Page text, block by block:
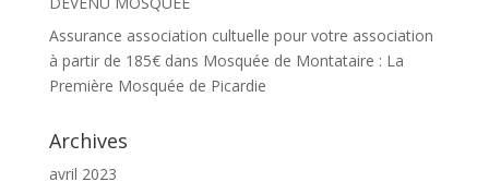
Assurance association cultuelle pour votre association
à partir de 185€dans Mosquée de Montataire : La
Première Mosquée de Picardie
Archives
avril 2023